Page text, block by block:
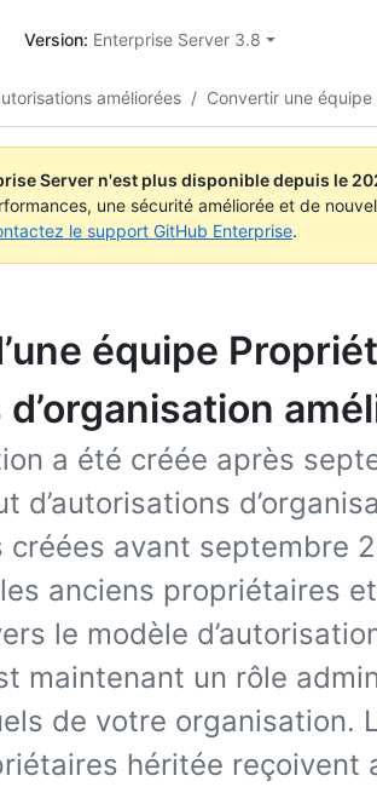
Version: Enterprise Server 3.8
améliorées / Convertir une
Server n'est plus disponible depuis le
une sécurité améliorée et de
le support GitHub Enterprise.
équipe
a été créée après
d’autorisations
créées avant septembre
anciens propriétaires
le modèle
maintenant un rôle
de votre organisation.
héritée reçoivent